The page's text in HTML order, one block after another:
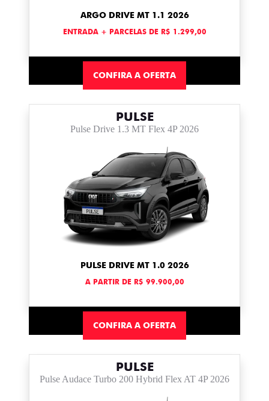
ARGO DRIVE MT 1.1 2026
ENTRADA + PARCELAS DE R$ 1.299,00
CONFIRA A OFERTA
PULSE
Pulse Drive 1.3 MT Flex 4P 2026
PULSE DRIVE MT 1.0 2026
A PARTIR DE R$ 99.900,00
CONFIRA A OFERTA
PULSE
Pulse Audace Turbo 200 Hybrid Flex AT 4P 2026